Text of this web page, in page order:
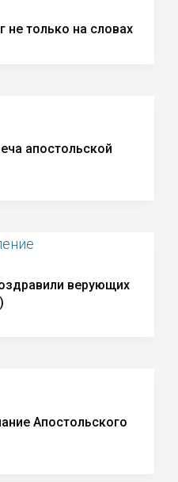
не только на словах
апостольской
верующих
Апостольского